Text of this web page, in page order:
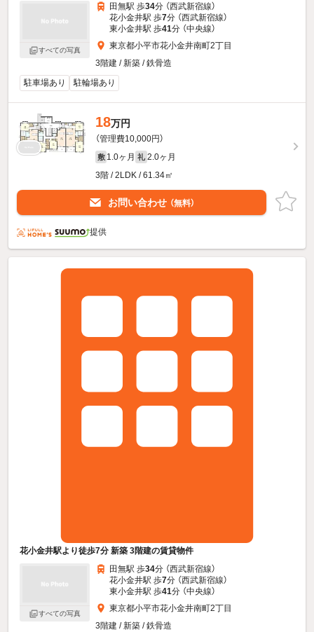
すべての写真
田無駅 歩34分 （西武新宿線）
花小金井駅 歩7分 （西武新宿線）
東小金井駅 歩41分 （中央線）
東京都小平市花小金井南町2丁目
3階建 / 新築 / 鉄骨造
駐車場あり
駐輪場あり
18万円
（管理費10,000円）
敷 1.0ヶ月 礼 2.0ヶ月
3階 / 2LDK / 61.34㎡
お問い合わせ （無料）
提供
花小金井駅より徒歩7分 新築 3階建の賃貸物件
すべての写真
田無駅 歩34分 （西武新宿線）
花小金井駅 歩7分 （西武新宿線）
東小金井駅 歩41分 （中央線）
東京都小平市花小金井南町2丁目
3階建 / 新築 / 鉄骨造